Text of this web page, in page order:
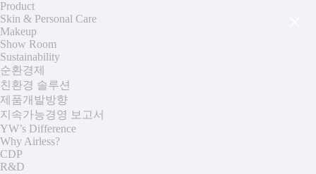
Product
Skin & Personal Care
Makeup
Show Room
Sustainability
순환경제
친환경 솔루션
제품개발방향
지속가능경영 보고서
YW’s Difference
Why Airless?
CDP
R&D